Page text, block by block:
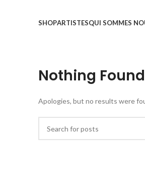
SHOPARTISTESQUI SOMMES
Nothing Found
Apologies, but no results were